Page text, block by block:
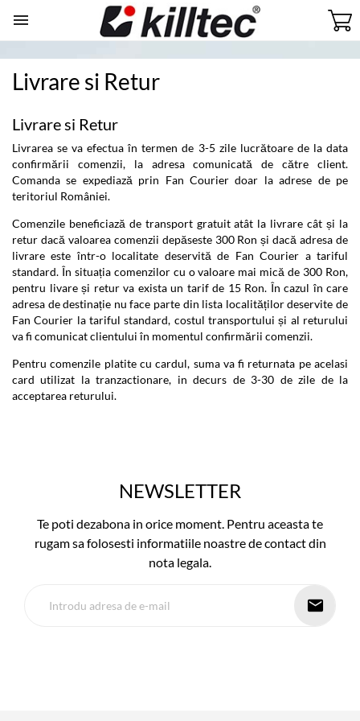

Livrare si Retur
Livrare si Retur
Livrarea se va efectua în termen de 3-5 zile lucrătoare de la data
confirmării comenzii, la adresa comunicată de către client.
Comanda se expediază prin Fan Courier doar la adrese de pe
teritoriul României.
Comenzile beneficiază de transport gratuit atât la livrare cât și la
retur dacă valoarea comenzii depăseste 300 Ron și dacă adresa de
livrare este într-o localitate deservită de Fan Courier a tariful
standard. În situația comenzilor cu o valoare mai mică de 300 Ron,
pentru livare și retur va exista un tarif de 15 Ron. În cazul în care
adresa de destinație nu face parte din lista localităților deservite de
Fan Courier la tariful standard, costul transportului și al returului
va fi comunicat clientului în momentul confirmării comenzii.
Pentru comenzile platite cu cardul, suma va fi returnata pe acelasi
card utilizat la tranzactionare, in decurs de 3-30 de zile de la
acceptarea returului.
NEWSLETTER
Te poti dezabona in orice moment. Pentru aceasta te
rugam sa folosesti informatiile noastre de contact din
nota legala.
email